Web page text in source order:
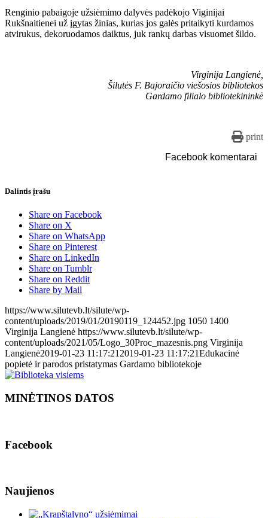
Renginio pabaigoje užsiėmimo dalyvės padėkojo Viginijai
Rukšnaitienei už įgytas žinias, kurias jos galės pritaikyti kurdamos
atvirukus, dekoruodamos daiktus, juk rankų darbas visuomet šildo.
Virginija Langienė,
Šilutės F. Bajoraičio viešosios bibliotekos
Gardamo filialo bibliotekininkė
print
Facebook komentarai
Dalintis įrašu
Share on Facebook
Share on X
Share on WhatsApp
Share on Pinterest
Share on LinkedIn
Share on Tumblr
Share on Reddit
Share by Mail
https://www.silutevb.lt/silute/wp-
content/uploads/2019/01/20190119_124452.jpg 1050 1400
Virginija Langienė https://www.silutevb.lt/silute/wp-
content/uploads/2021/05/Logo_30Proc_mazesnis.png Virginija
Langienė2019-01-23 11:17:212019-01-23 11:17:21Edukacinė
popietė ir parodos pristatymas Gardamo bibliotekoje
MINĖTINOS DATOS
Facebook
Naujienos